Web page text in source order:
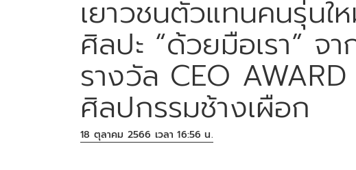
เยาวชนตัวแทนคนรุ่นใ
ศิลปะ “ด้วยมือเรา” จ
รางวัล CEO AWARD
ศิลปกรรมช้างเผือก
18 ตุลาคม 2566 เวลา 16:56 น.